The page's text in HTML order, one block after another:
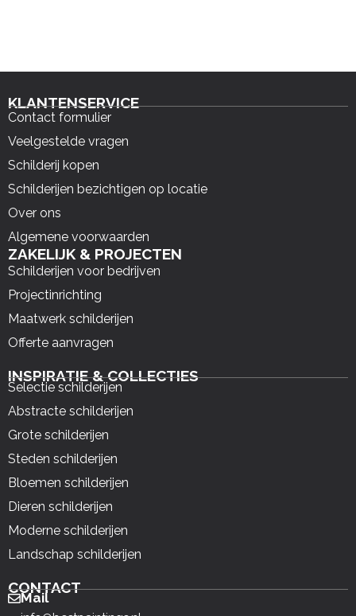
KLANTENSERVICE
Contact formulier
Veelgestelde vragen
Schilderij kopen
Schilderijen bezichtigen op locatie
Over ons
Algemene voorwaarden
ZAKELIJK & PROJECTEN
Schilderijen voor bedrijven
Projectinrichting
Maatwerk schilderijen
Offerte aanvragen
INSPIRATIE & COLLECTIES
Selectie schilderijen
Abstracte schilderijen
Grote schilderijen
Steden schilderijen
Bloemen schilderijen
Dieren schilderijen
Moderne schilderijen
Landschap schilderijen
CONTACT
Mail